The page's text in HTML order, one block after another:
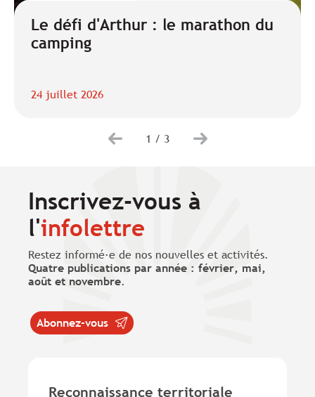
Le défi d'Arthur : le marathon du
camping
24 juillet 2026
1 / 3
Inscrivez-vous à
l'infolettre
Restez informé·e de nos nouvelles et activités.
Quatre publications par année : février, mai,
août et novembre.
Abonnez-vous
Reconnaissance territoriale